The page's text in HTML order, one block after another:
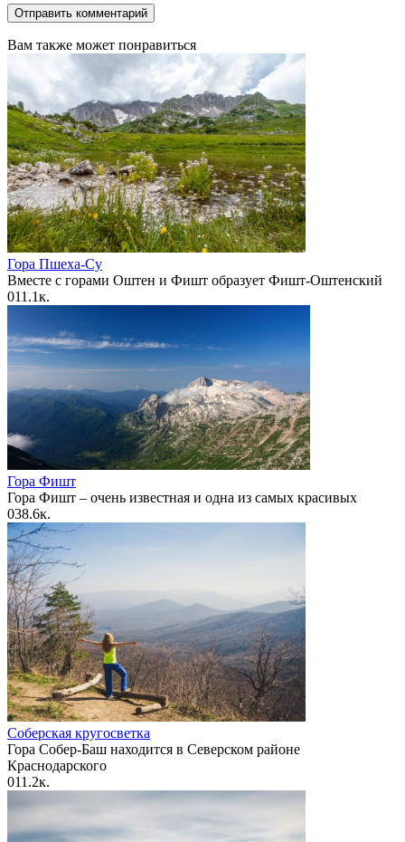
Вам также может понравиться
Гора Пшеха-Су
Вместе с горами Оштен и Фишт образует Фишт-Оштенский
011.1к.
Гора Фишт
Гора Фишт – очень известная и одна из самых красивых
038.6к.
Соберская кругосветка
Гора Собер-Баш находится в Северском районе
Краснодарского
011.2к.